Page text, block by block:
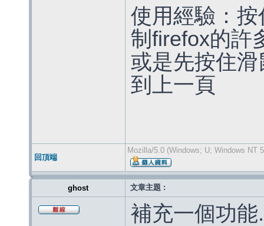
使用經驗：
制firefox的許
或是先按住
到上一頁
回頂端
Mozilla/5.0 (Windows; U; Windows NT
ghost 文章主題 :
補充一個功能.